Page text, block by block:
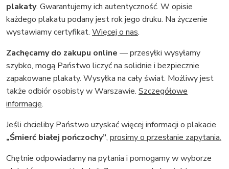
plakaty. Gwarantujemy ich autentyczność. W opisie
każdego plakatu podany jest rok jego druku. Na życzenie
wystawiamy certyfikat. Więcej o nas.
Zachęcamy do zakupu online — przesyłki wysyłamy
szybko, mogą Państwo liczyć na solidnie i bezpiecznie
zapakowane plakaty. Wysyłka na cały świat. Możliwy jest
także odbiór osobisty w Warszawie. Szczegółowe
informacje.
Jeśli chcieliby Państwo uzyskać więcej informacji o plakacie
„Śmierć białej pończochy”, prosimy o przesłanie zapytania.
Chętnie odpowiadamy na pytania i pomogamy w wyborze